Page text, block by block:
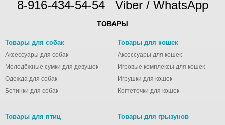
8-916-434-54-54 Viber / WhatsApp
ТОВАРЫ
Товары для собак
Аксессуары для собак
Молодёжные сумки для девушек
Одежда для собак
Ботинки для собак
Товары для кошек
Аксессуары для кошек
Игровые комплексы для кошек
Игрушки для кошек
Когтеточки для кошек
Товары для птиц Товары для грызунов